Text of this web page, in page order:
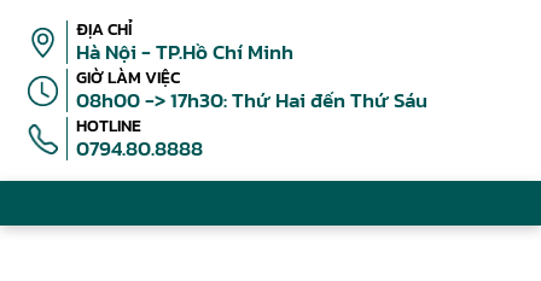
ĐỊA CHỈ
Hà Nội - TP.Hồ Chí Minh
GIỜ LÀM VIỆC
08h00 -> 17h30: Thứ Hai đến Thứ Sáu
HOTLINE
0794.80.8888